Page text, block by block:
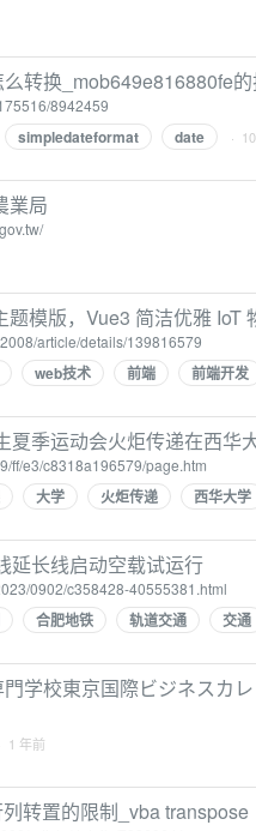
转换_mob649e816880fe的
8942459
simpledateformat date ·
業局
模版，Vue3 简洁优雅 IoT
article/details/139816579
web技术 前端 前端开发
夏季运动会火炬传递在西华
ff/e3/c8318a196579/page.htm
大学 火炬传递 西华大学
延长线启动空载试运行
0902/c358428-40555381.html
合肥地铁 轨道交通 交通
学校東京国際ビジネスカ
· 1 年前
转置的限制_vba transpose